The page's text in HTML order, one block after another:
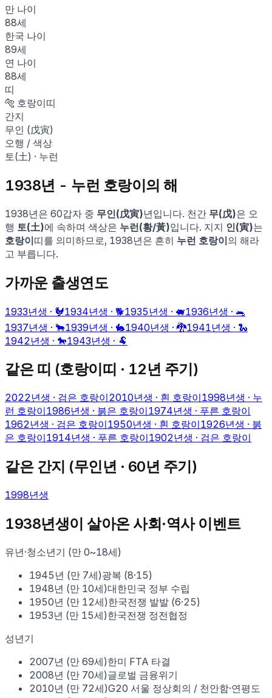
만 나이
88세
한국 나이
89세
연 나이
88세
띠
🐅 호랑이띠
간지
무인 (戊寅)
오행 / 색상
토(土) · 누런
1938년 - 누런 호랑이 의 해
1938년은 60갑자 중 무인(戊寅)년입니다. 천간 무(戊)은 오
행 토(土)에 속하며 색상은 누런(황/黃)입니다. 지지 인(寅)는
호랑이띠를 의미하므로, 1938년은 흔히 누런 호랑이의 해라
고 부릅니다.
가까운 출생연도
1933년생 · 🐓1934년생 · 🐕1935 년생 · 🐖1936년생 · 🐀
1937년생 · 🐂1939년생 · 🐇1940년생 · 🐉1941년생 · 🐍
1942 년생 · 🐎1943년생 · 🐏
같은 띠 (호랑이 띠 · 12년 주기)
2022년생 · 검은 호랑이2010년생 · 흰 호랑이1998년생 · 누
런 호랑이1986년생 · 붉은 호랑이1974년생 · 푸른 호랑이
1962년생 · 검은 호랑이1950년생 · 흰 호랑이1926년생 · 붉
은 호랑이1914년생 · 푸른 호랑이1902년생 · 검은 호랑이
같은 간지 (무인년 · 60년 주기)
1998년생
1938년생이 살아온 사회·역사 이벤트
유년·청소년기 (만 0~18세)
1945 년 (만 7세)광복 (8·15)
1948년 (만 10세)대한민국 정부 수립
1950년 (만 12세)한국전쟁 발발 (6·25)
1953년 (만 15세)한국전쟁 정전협정
성년기
2007년 (만 69세)한미 FTA 타결
2008년 (만 70세)글로벌 금융위기
2010년 (만 72세)G20 서울 정상회의 / 천안함·연평도